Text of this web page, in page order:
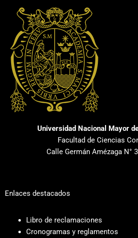
Universidad Nacional Mayor
Facultad de Ciencias
Calle Germán Amézaga N°
Enlaces destacados
Libro de reclamaciones
Cronogramas y reglamentos